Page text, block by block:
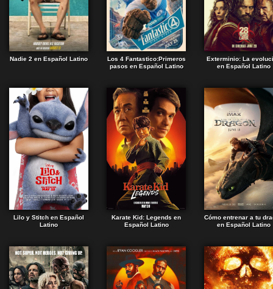
Nadie 2 en Español Latino
Los 4 Fantastico:Primeros
pasos en Español Latino
Exterminio: La
en Español Latino
Lilo y Stitch en Español
Latino
Karate Kid: Legends en
Español Latino
Cómo entrenar a tu
en Español Latino